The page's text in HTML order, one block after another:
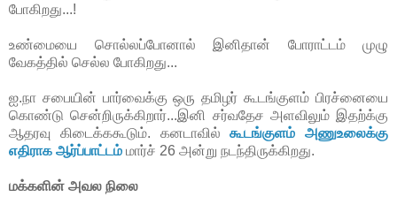
போகிறது...!
உண்மையை சொல்லப்போனால் இனிதான் போராட்டம் முழு
வேகத்தில் செல்ல போகிறது...
ஐ.நா சபையின் பார்வைக்கு ஒரு தமிழர் கூடங்குளம் பிரச்னையை
கொண்டு சென்றிருக்கிறார்...இனி சர்வதேச அளவிலும் இதற்க்கு
ஆதரவு கிடைக்ககூடும். கனடாவில்கூடங்குளம் அணுஉலைக்கு
எதிராக ஆர்ப்பாட்டம் மார்ச் 26 அன்று நடந்திருக்கிறது.
மக்களின் அவல நிலை